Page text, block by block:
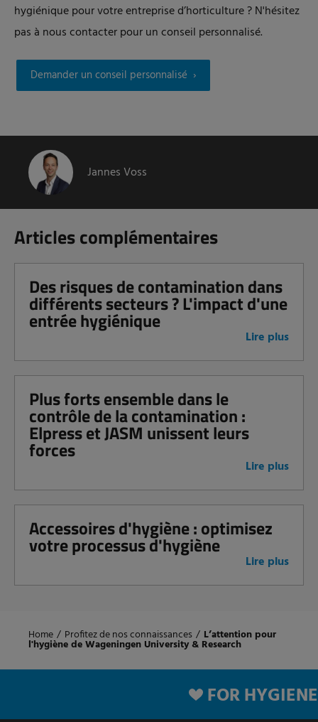
hygiénique pour votre entreprise d’horticulture ? N'hésitez
pas à nous contacter pour un conseil personnalisé.
Demander un conseil personnalisé
Jannes Voss
Articles complémentaires
Des risques de contamination dans
différents secteurs ? L'impact d'une
entrée hygiénique
Lire plus
Plus forts ensemble dans le
contrôle de la contamination :
Elpress et JASM unissent leurs
forces
Lire plus
Accessoires d'hygiène : optimisez
votre processus d'hygiène
Lire plus
Home / Profitez de nos connaissances / L’attention pour
l'hygiène de Wageningen University & Research
FOR HYGIENE